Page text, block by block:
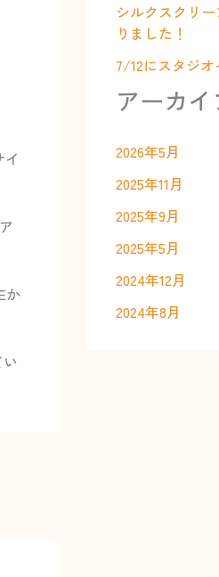
か
シルクスクリ
りました！
7/12にスタジ
アーカ
2026年5月
2025年11月
2025年9月
2025年5月
2024年12月
2024年8月